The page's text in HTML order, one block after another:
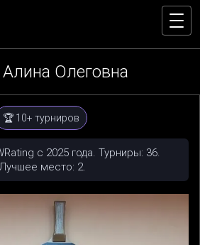
Алина Олеговна
🏆 10+ турниров
с 2025 года. Турниры: 36.
место: 2.